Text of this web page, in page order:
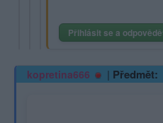
Přihlásit se a
kopretina666 | Předmět: